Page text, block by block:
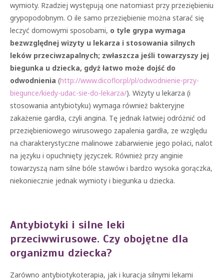
wymioty. Rzadziej występują one natomiast przy przeziębieniu
grypopodobnym. O ile samo przeziębienie można starać się
leczyć domowymi sposobami, o tyle grypa wymaga
bezwzględnej wizyty u lekarza i stosowania silnych
leków przeciwzapalnych; zwłaszcza jeśli towarzyszy jej
biegunka u dziecka, gdyż łatwo może dojść do
odwodnienia (http://www.dicoflor.pl/pl/odwodnienie-przy-
biegunce/kiedy-udac-sie-do-lekarza/). Wizyty u lekarza (i
stosowania antybiotyku) wymaga również bakteryjne
zakażenie gardła, czyli angina. Tę jednak łatwiej odróżnić od
przeziębieniowego wirusowego zapalenia gardła, ze względu
na charakterystyczne malinowe zabarwienie jego połaci, nalot
na języku i opuchnięty języczek. Również przy anginie
towarzyszą nam silne bóle stawów i bardzo wysoka gorączka,
niekoniecznie jednak wymioty i biegunka u dziecka.
Antybiotyki i silne leki
przeciwwirusowe. Czy obojętne dla
organizmu dziecka?
Zarówno antybiotykoterapia, jak i kuracja silnymi lekami